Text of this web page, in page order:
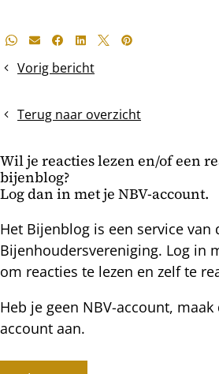
Deel
bericht
Whatsapp
E-mailFacebook
LinkedIn
X Pinterest
Vorig bericht
Ondanks
kou,
volksontwikkeling
gestaag
door
Terug naar overzicht
Wil je reacties lezen en/of een
bijenblog?
Log dan in met je NBV-account.
Het Bijenblog is een service van
Bijenhoudersvereniging. Log in
om reacties te lezen en zelf te
Heb je geen NBV-account,
account aan.